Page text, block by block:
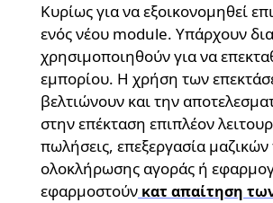
Κυρίως για να εξοικονομηθεί
ενός νέου module. Υπάρχουν
χρησιμοποιηθούν για να
εμπορίου. Η χρήση των
βελτιώνουν και την
στην επέκταση επιπλέον
πωλήσεις, επεξεργασία
ολοκλήρωσης αγοράς ή
εφαρμοστούν κατ απαίτηση